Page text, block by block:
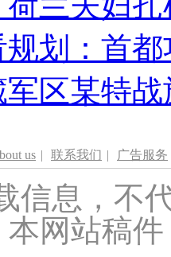
划：首
区某特
us | 联系我们 | 广告服务
信息，不
本网站稿